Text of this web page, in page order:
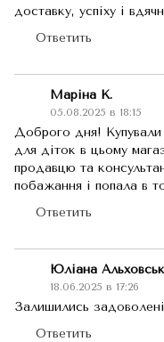
доставку, успіху і
Ответить
Маріна К.
05.08.2025 в 18:15
Доброго дня!
для діток в цьому
продавцю та
побажання і попала в
Ответить
Юліана
18.06.2025 в 17:26
Залишились
Ответить